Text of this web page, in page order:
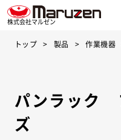
株式会社マルゼン
トップ 製品 作業機器
パンラック
ズ